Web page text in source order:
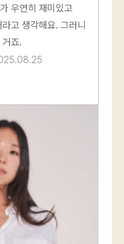
우연히 재미있고
고 생각해요. 그러니
죠.